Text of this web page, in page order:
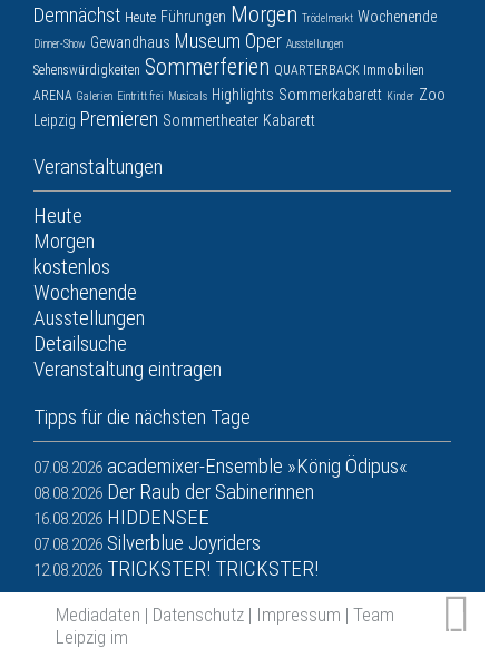
Demnächst Heute Führungen Morgen Trödelmarkt Wochenende
Dinner-Show Gewandhaus Museum Oper Ausstellungen
Sehenswürdigkeiten Sommerferien QUARTERBACK Immobilien
ARENA Galerien Eintritt frei Musicals Highlights Sommerkabarett Kinder Zoo
Leipzig Premieren Sommertheater Kabarett
Veranstaltungen
Heute
Morgen
kostenlos
Wochenende
Ausstellungen
Detailsuche
Veranstaltung eintragen
Tipps für die nächsten Tage
07.08.2026 academixer-Ensemble »König Ödipus«
08.08.2026 Der Raub der Sabinerinnen
16.08.2026 HIDDENSEE
07.08.2026 Silverblue Joyriders
12.08.2026 TRICKSTER! TRICKSTER!
Mediadaten | Datenschutz | Impressum | Team
Leipzig im